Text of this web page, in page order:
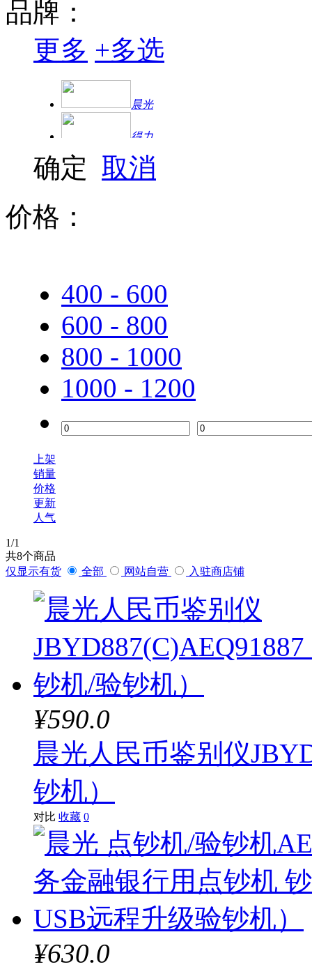
品牌：
更多 +多选
晨光
得力
确定 取消
价格：
400 - 600
600 - 800
800 - 1000
1000 - 1200
上架
销量
价格
更新
人气
1/1
共8个商品
仅显示有货
全部 网站自营 入驻商店铺
¥590.0
晨光人民币鉴别仪
钞机）
对比 收藏 0
¥630.0